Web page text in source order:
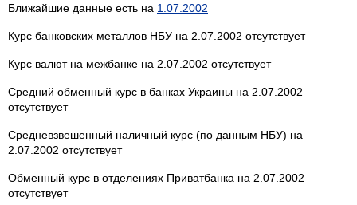
Ближайшие данные есть на 1.07.2002
Курс банковских металлов НБУ на 2.07.2002 отсутствует
Курс валют на межбанке на 2.07.2002 отсутствует
Средний обменный курс в банках Украины на 2.07.2002
отсутствует
Средневзвешенный наличный курс (по данным НБУ) на
2.07.2002 отсутствует
Обменный курс в отделениях Приватбанка на 2.07.2002
отсутствует